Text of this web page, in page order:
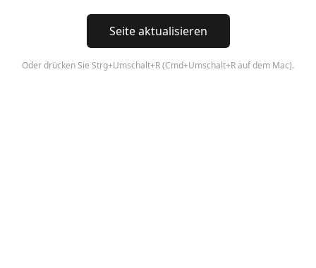
Seite aktualisieren
Oder drücken Sie Strg+Umschalt+R (Cmd+Umschalt+R auf dem Mac).